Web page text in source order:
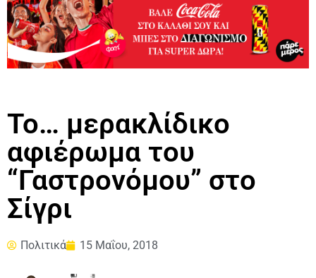
Το… μερακλίδικο
αφιέρωμα του
“Γαστρονόμου” στο
Σίγρι
Πολιτικά 15 Μαΐου, 2018